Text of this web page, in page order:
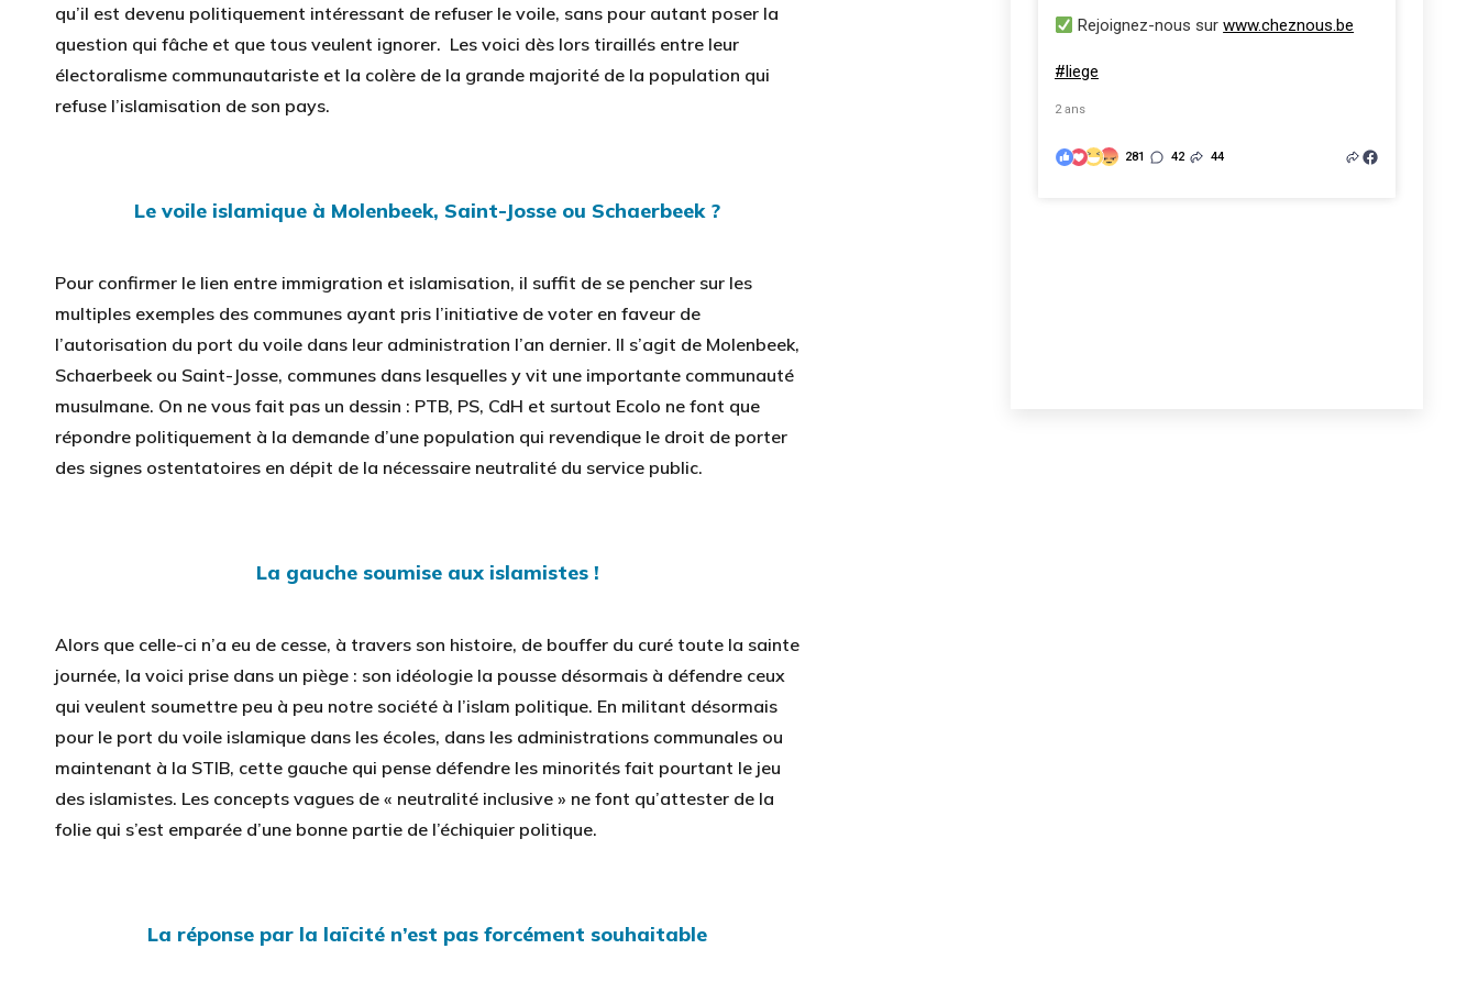
qu’il est devenu politiquement intéressant de refuser le voile, sans pour autant poser la
question qui fâche et que tous veulent ignorer. Les voici dès lors tiraillés entre leur
électoralisme communautariste et la colère de la grande majorité de la population qui
refuse l’islamisation de son pays.
Le voile islamique à Molenbeek, Saint-Josse ou Schaerbeek ?
Pour confirmer le lien entre immigration et islamisation, il suffit de se pencher sur les
multiples exemples des communes ayant pris l’initiative de voter en faveur de
l’autorisation du port du voile dans leur administration l’an dernier. Il s’agit de Molenbeek,
Schaerbeek ou Saint-Josse, communes dans lesquelles y vit une importante communauté
musulmane. On ne vous fait pas un dessin : PTB, PS, CdH et surtout Ecolo ne font que
répondre politiquement à la demande d’une population qui revendique le droit de porter
des signes ostentatoires en dépit de la nécessaire neutralité du service public.
La gauche soumise aux islamistes !
Alors que celle-ci n’a eu de cesse, à travers son histoire, de bouffer du curé toute la sainte
journée, la voici prise dans un piège : son idéologie la pousse désormais à défendre ceux
qui veulent soumettre peu à peu notre société à l’islam politique. En militant désormais
pour le port du voile islamique dans les écoles, dans les administrations communales ou
maintenant à la STIB, cette gauche qui pense défendre les minorités fait pourtant le jeu
des islamistes. Les concepts vagues de « neutralité inclusive » ne font qu’attester de la
folie qui s’est emparée d’une bonne partie de l’échiquier politique.
La réponse par la laïcité n’est pas forcément souhaitable
Rejoignez-nous surwww.cheznous.be
#liege
2 ans
281 42 44